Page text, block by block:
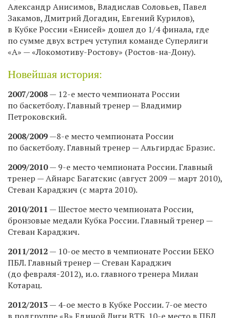
Александр Анисимов, Владислав Соловьев, Павел
Закамов, Дмитрий Догадин, Евгений Курилов),
в Кубке России «Енисей» дошел до 1/4 финала, где
по сумме двух встреч уступил команде Суперлиги
«А» — «Локомотиву-Ростову» (Ростов-на-Дону).
Новейшая история:
2007/2008— 12-е место чемпионата России
по баскетболу. Главный тренер — Владимир
Петроковский.
2008/2009—8-е место чемпионата России
по баскетболу. Главный тренер — Альгирдас Бразис.
2009/2010— 9-е место чемпионата России. Главный
тренер — Айнарс Багатскис (август 2009 — март 2010),
Стеван Караджич (с марта 2010).
2010/2011 — Шестое место чемпионата России,
бронзовые медали Кубка России. Главный тренер —
Стеван Караджич.
2011/2012— 10-ое место в чемпионате России БЕКО
ПБЛ. Главный тренер — Стеван Караджич
(до февраля-2012), и.о. главного тренера Милан
Котарац.
2012/2013— 4-ое место в Кубке России. 7-ое место
в подгруппе «В» Единой Лиги ВТБ. 10-е место в ПБЛ.